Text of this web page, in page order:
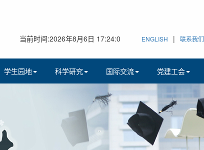
当前时间:2026年8月6日 17:24:1 ENGLISH | 联系我们
学生园地 科学研究 国际交流 党建工会